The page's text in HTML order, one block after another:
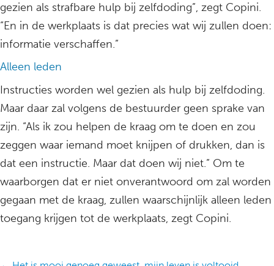
gezien als strafbare hulp bij zelfdoding”, zegt Copini.
“En in de werkplaats is dat precies wat wij zullen doen:
informatie verschaffen.”
Alleen leden
Instructies worden wel gezien als hulp bij zelfdoding.
Maar daar zal volgens de bestuurder geen sprake van
zijn. “Als ik zou helpen de kraag om te doen en zou
zeggen waar iemand moet knijpen of drukken, dan is
dat een instructie. Maar dat doen wij niet.” Om te
waarborgen dat er niet onverantwoord om zal worden
gegaan met de kraag, zullen waarschijnlijk alleen leden
toegang krijgen tot de werkplaats, zegt Copini.